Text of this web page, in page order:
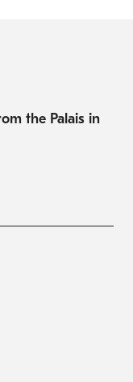
the Palais in